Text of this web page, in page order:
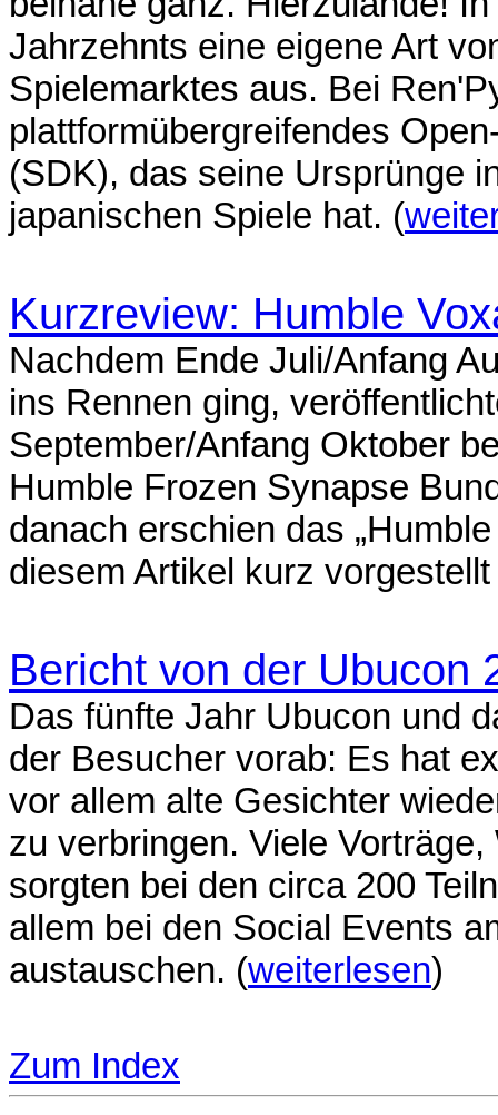
Jahrzehnts eine eigene Art
Spielemarktes aus. Bei
plattformübergreifendes
(SDK), das seine Ursprünge
japanischen Spiele hat. (
Kurzreview: Humble
Nachdem Ende Juli/Anfang
ins Rennen ging,
September/Anfang Oktober
Humble Frozen Synapse
danach erschien das
diesem Artikel kurz
Bericht von der Ubucon
Das fünfte Jahr Ubucon und
der Besucher vorab: Es hat
vor allem alte Gesichter
zu verbringen. Viele
sorgten bei den circa 200
allem bei den Social Events
austauschen. (weiterlesen)
Zum Index